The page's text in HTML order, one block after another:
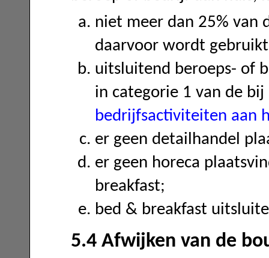
niet meer dan 25% van
daarvoor wordt
uitsluitend beroeps- of
in categorie 1 van de
bedrijfsactiviteiten aan
er geen detailhandel
er geen horeca
breakfast;
bed & breakfast
5.4 Afwijken van de